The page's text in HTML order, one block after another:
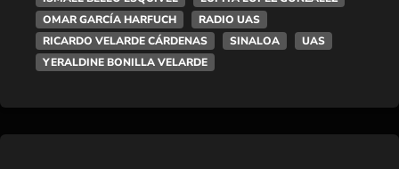
OMAR GARCÍA HARFUCH
RADIO UAS
RICARDO VELARDE CÁRDENAS
SINALOA
UAS
YERALDINE BONILLA VELARDE